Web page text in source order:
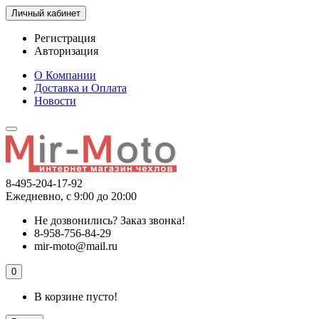
Личный кабинет
Регистрация
Авторизация
О Компании
Доставка и Оплата
Новости
8-495-204-17-92
Ежедневно, с 9:00 до 20:00
Не дозвонились? Заказ звонка!
8-958-756-84-29
mir-moto@mail.ru
0
В корзине пусто!